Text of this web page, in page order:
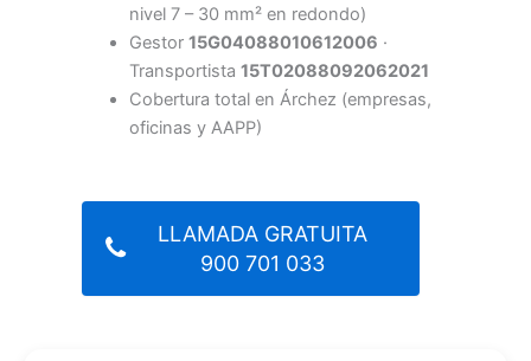
nivel 7 – 30 mm² en redondo)
Gestor 15G04088010612006 ·
Transportista 15T02088092062021
Cobertura total en Árchez (empresas,
oficinas y AAPP)
LLAMADA GRATUITA
900 701 033